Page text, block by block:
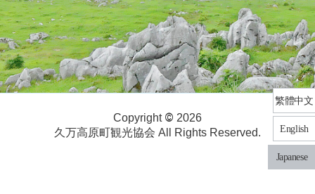
繁體中文
English
Japanese
Copyright © 2026
久万高原町観光協会 All Rights Reserved.